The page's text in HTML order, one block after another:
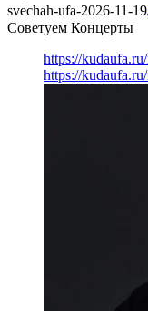
svechah-ufa-2026-11-
Советуем Концерты
https://
https://